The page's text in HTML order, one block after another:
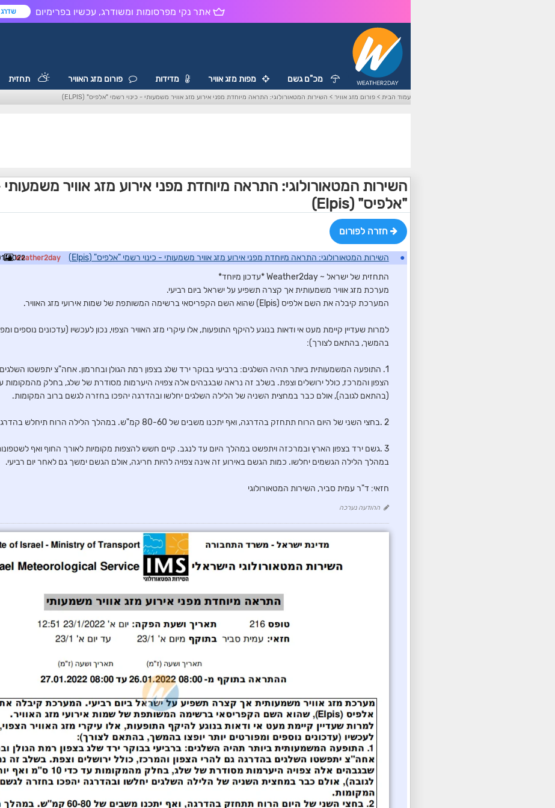
אתר נקי מפרסומות ומשודרג, עכשיו בפרימיום שדרג
מכ"ם גשם מפות מזג אוויר מדידות פורום מזג האוויר תחזית
עמוד הבית >פורום מזג אוויר > השירות המטאורולוגי: התראה מיוחדת מפני אירוע מזג אוויר משמעותי - כינוי רשמי "אלפיס" (ELPIS)
השירות המטאורולוגי: התראה מיוחדת מפני אירוע מזג אוויר משמעותי
"אלפיס" (Elpis)
חזרה לפורום
● השירות המטאורולוגי: התראה מיוחדת מפני אירוע מזג אוויר משמעותי - כינוי רשמי "אלפיס" (Elpis) Weather2day
13:43
התחזית של ישראל ~ Weather2day *עדכון מיוחד*
מערכת מזג אוויר משמעותית אך קצרה תשפיע על ישראל ביום רביעי.
המערכת קיבלה את השם אלפיס (Elpis) שהוא השם הקפריסאי ברשימה המשותפת של שמות אירועי מזג האוויר.
למרות שעדיין קיימת מעט אי ודאות בנוגע להיקף התופעות, אלו עיקרי מזג האוויר הצפוי, נכון לעכשיו (עדכונים נוספים
בהמשך, בהתאם לצורך):
1. התופעה המשמעותית ביותר תהיה השלגים: ברביעי בבוקר ירד שלג בצפון רמת הגולן ובחרמון. אחה"צ יתפשטו
(בהתאם לגובה), אולם כבר במחצית השניה של הלילה השלגים יחלשו ובהדרגה יהפכו בחזרה לגשם ברוב המקומות.
2 .בחצי השני של היום הרוח תתחזק בהדרגה, ואף יתכנו משבים של 80-60 קמ"ש. במהלך הלילה הרוח תיחלש בהדרגה.
3 .גשם ירד בצפון הארץ ובמרכזה ויתפשט במהלך היום עד לנגב. קיים חשש להצפות מקומיות לאורך החוף ואף
במהלך הלילה הגשמים יחלשו. כמות הגשם באירוע זה אינה צפויה להיות חריגה, אולם הגשם ימשך גם לאחר יום רביעי.
חזאי: ד"ר עמית סביר, השירות המטאורולוגי
ההודעה נערכה